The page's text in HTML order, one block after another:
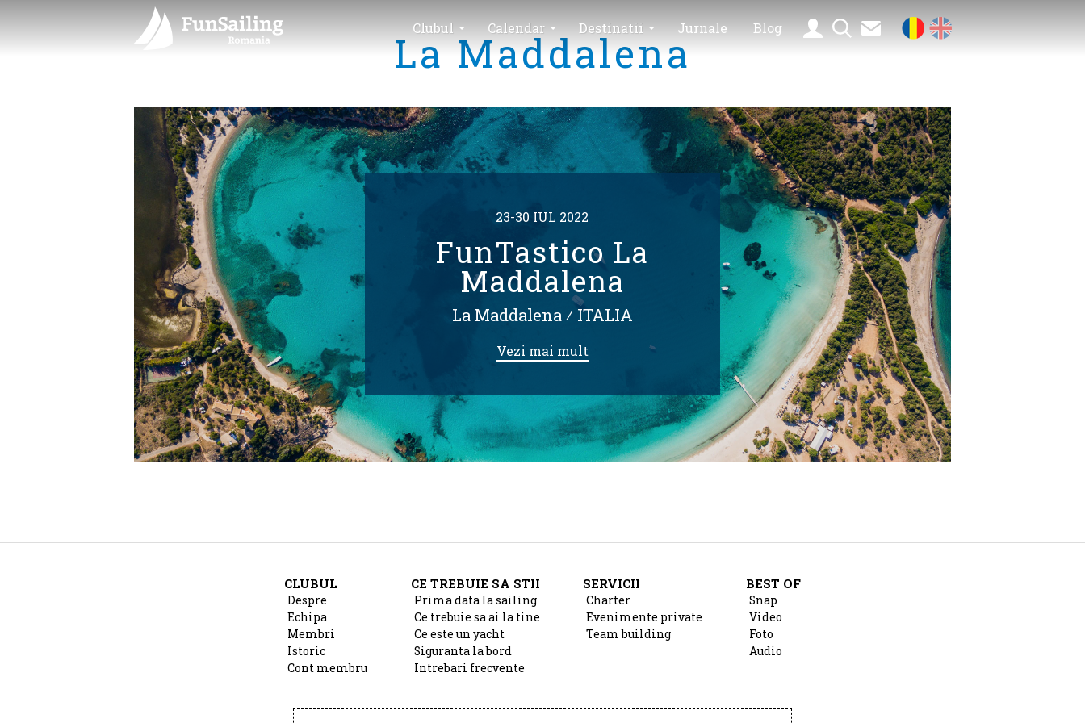
Clubul Calendar Destinatii Jurnale Blog
La Maddalena
23-30 IUL 2022
FunTastico La
Maddalena
La Maddalena⁄ ITALIA
Vezi mai mult
CLUBUL
Despre
Echipa
Membri
Istoric
Cont membru
CE TREBUIE SA STII
Prima data la sailing
Ce trebuie sa ai la tine
Ce este un yacht
Siguranta la bord
Intrebari frecvente
SERVICII
Charter
Evenimente private
Team building
BEST OF
Snap
Video
Foto
Audio